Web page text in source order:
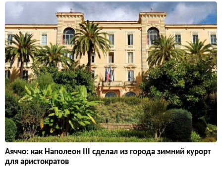
Аяччо: как Наполеон III сделал из города зимний курорт
для аристократов